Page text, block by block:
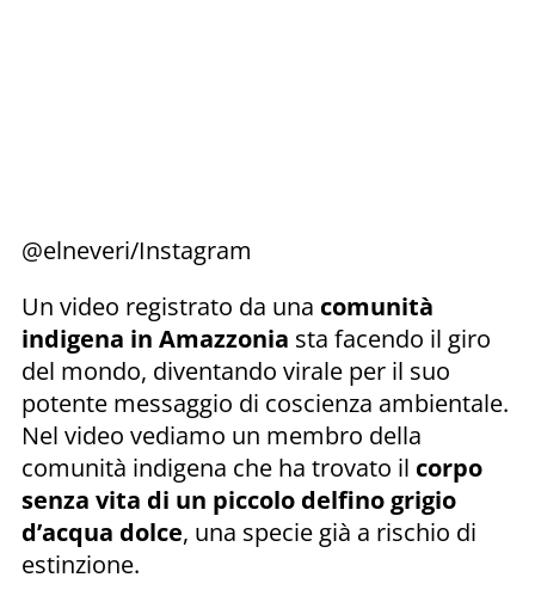
@elneveri/Instagram
Un video registrato da una comunità
indigena in Amazzonia sta facendo il giro
del mondo, diventando virale per il suo
potente messaggio di coscienza ambientale.
Nel video vediamo un membro della
comunità indigena che ha trovato il corpo
senza vita di un piccolo delfino grigio
d’acqua dolce, una specie già a rischio di
estinzione.